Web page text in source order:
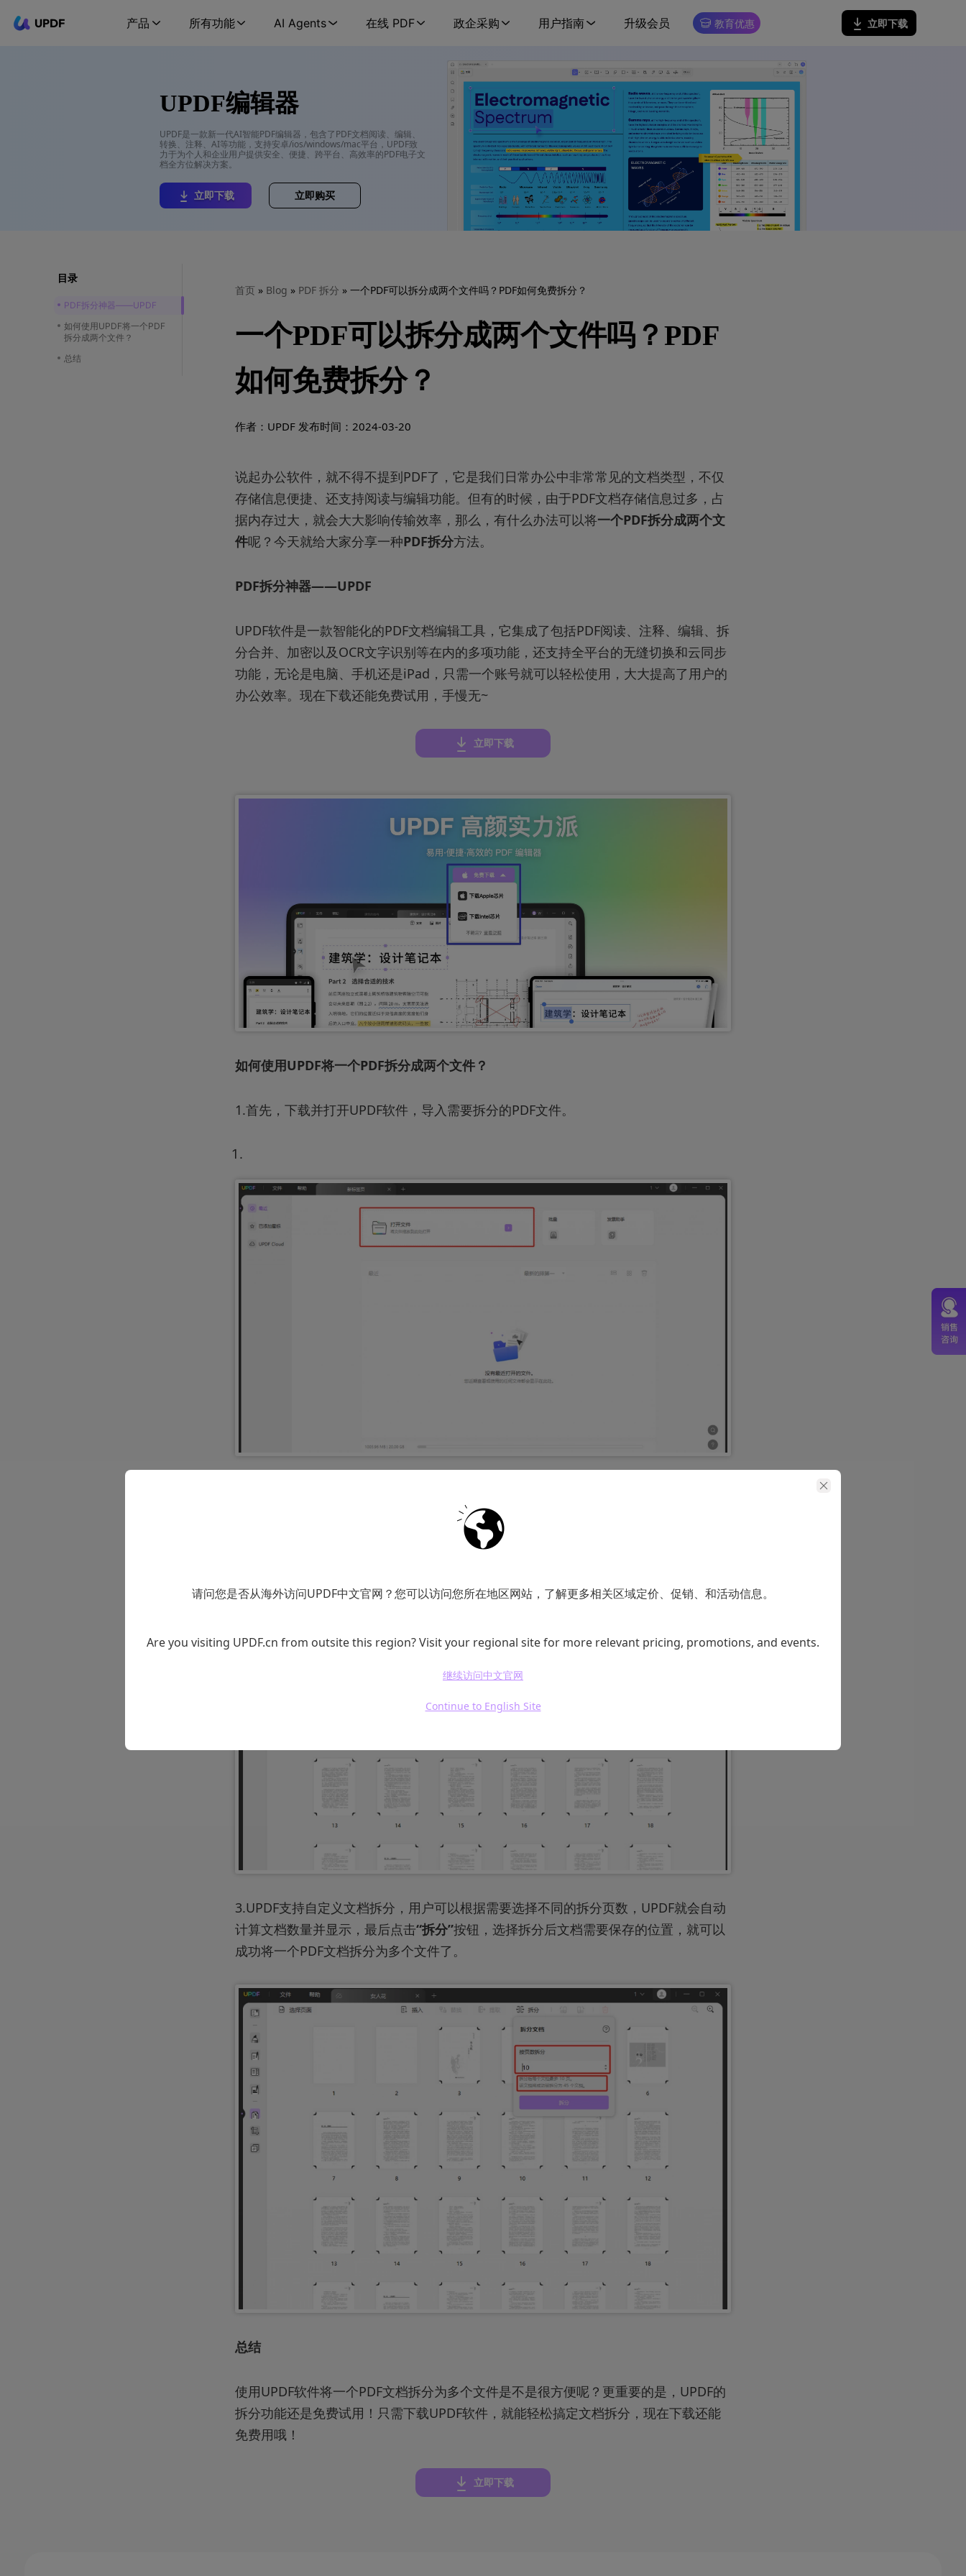
UPDF 产品 所有功能 AI Agents 在线 PDF 政企采购 用户指南 升级会员 教育优惠 立即下载
请问您是否从海外访问UPDF中文官网？您可以访问您所在地区网站，了解更多相关区域定价、促销、和活动信息。
Are you visiting UPDF.cn from outsite this region? Visit your regional site for more relevant pricing, promotions, and events.
继续访问中文官网
Continue to English Site
UPDF编辑器
UPDF是一款新一代AI智能PDF编辑器，包含了PDF文档阅读、编辑、
转换、注释、AI等功能，支持安卓/ios/windows/mac平台，UPDF致
力于为个人和企业用户提供安全、便捷、跨平台、高效率的PDF电子文
档全方位解决方案。
立即下载 立即购买
目录
PDF拆分神器——UPDF
如何使用UPDF将一个PDF
拆分成两个文件？
总结
首页 » Blog » PDF 拆分 » 一个PDF可以拆分成两个文件吗？PDF如何免费拆分？
一个PDF可以拆分成两个文件吗？PDF
如何免费拆分？
作者：UPDF 发布时间：2024-03-20
说起办公软件，就不得不提到PDF了，它是我们日常办公中非常常见的文档类型，不仅
存储信息便捷、还支持阅读与编辑功能。但有的时候，由于PDF文档存储信息过多，占
据内存过大，就会大大影响传输效率，那么，有什么办法可以将一个PDF拆分成两个文
件呢？今天就给大家分享一种PDF拆分方法。
PDF拆分神器——UPDF
UPDF软件是一款智能化的PDF文档编辑工具，它集成了包括PDF阅读、注释、编辑、拆
分合并、加密以及OCR文字识别等在内的多项功能，还支持全平台的无缝切换和云同步
功能，无论是电脑、手机还是iPad，只需一个账号就可以轻松使用，大大提高了用户的
办公效率。现在下载还能免费试用，手慢无~
立即下载
如何使用UPDF将一个PDF拆分成两个文件？
1.首先，下载并打开UPDF软件，导入需要拆分的PDF文件。
3.UPDF支持自定义文档拆分，用户可以根据需要选择不同的拆分页数，UPDF就会自动
计算文档数量并显示，最后点击“拆分”按钮，选择拆分后文档需要保存的位置，就可以
成功将一个PDF文档拆分为多个文件了。
总结
使用UPDF软件将一个PDF文档拆分为多个文件是不是很方便呢？更重要的是，UPDF的
拆分功能还是免费试用！只需下载UPDF软件，就能轻松搞定文档拆分，现在下载还能
免费用哦！
立即下载